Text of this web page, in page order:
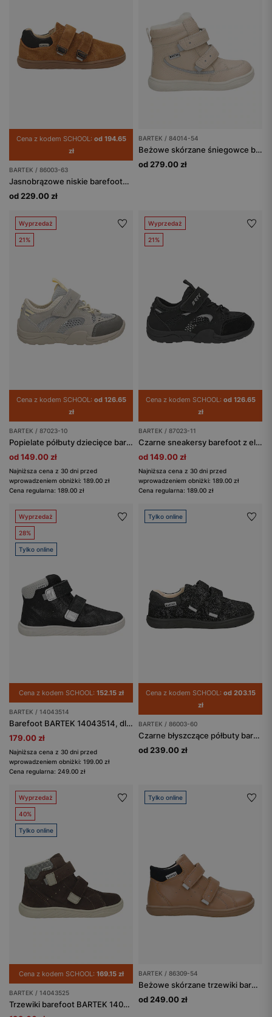
Cena z kodem SCHOOL: od 194.65
zł
BARTEK / 86003-63
Jasnobrązowe niskie barefooty BARTEK 86003-63
od 229.00 zł
BARTEK / 84014-54
Beżowe skórzane śniegowce barefoot dla dziewcząt BARTEK 84014-54
od 279.00 zł
Wyprzedaż
21%
Cena z kodem SCHOOL: od 126.65
zł
BARTEK / 87023-10
Popielate półbuty dziecięce barefoot z szerokimi noskami BARTEK 87023-10
od 149.00 zł
Najniższa cena z 30 dni przed
wprowadzeniem obniżki: 189.00 zł
Cena regularna: 189.00 zł
Wyprzedaż
21%
Cena z kodem SCHOOL: od 126.65
zł
BARTEK / 87023-11
Czarne sneakersy barefoot z elastycznymi sznurowadłami BARTEK 87023-11
od 149.00 zł
Najniższa cena z 30 dni przed
wprowadzeniem obniżki: 189.00 zł
Cena regularna: 189.00 zł
Wyprzedaż
28%
Tylko online
Cena z kodem SCHOOL: 152.15 zł
BARTEK / 14043514
Barefoot BARTEK 14043514, dla chłopców, czarny
179.00 zł
Najniższa cena z 30 dni przed
wprowadzeniem obniżki: 199.00 zł
Cena regularna: 249.00 zł
Tylko online
Cena z kodem SCHOOL: od 203.15
zł
BARTEK / 86003-60
Czarne błyszczące półbuty barefoot dla dziewczynki BARTEK 86003-60
od 239.00 zł
Wyprzedaż
40%
Tylko online
Cena z kodem SCHOOL: 169.15 zł
BARTEK / 14043525
Trzewiki barefoot BARTEK 14043525, ciemnobrązowy
Tylko online
BARTEK / 86309-54
Beżowe skórzane trzewiki barefoot BARTEK 86309-54
od 249.00 zł